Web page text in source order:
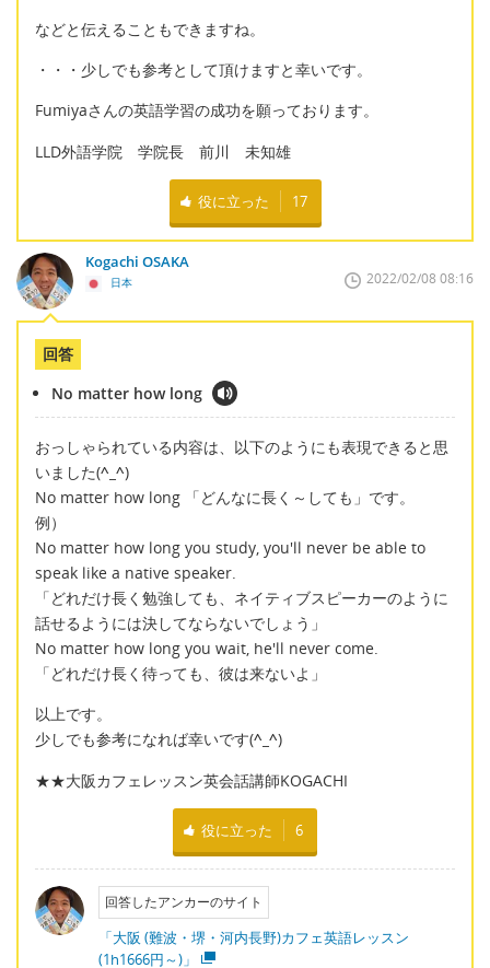
などと伝えることもできますね。
・・・少しでも参考として頂けますと幸いです。
Fumiyaさんの英語学習の成功を願っております。
LLD外語学院 学院長 前川 未知雄
役に立った 17
Kogachi OSAKA
日本 2022/02/08 08:16
回答
No matter how long
おっしゃられている内容は、以下のようにも表現できると思
いました(^_^)
No matter how long 「どんなに長く～しても」です。
例）
No matter how long you study, you'll never be able to
speak like a native speaker.
「どれだけ長く勉強しても、ネイティブスピーカーのように
話せるようには決してならないでしょう」
No matter how long you wait, he'll never come.
「どれだけ長く待っても、彼は来ないよ」
以上です。
少しでも参考になれば幸いです(^_^)
★★大阪カフェレッスン英会話講師KOGACHI
役に立った 6
回答したアンカーのサイト
「大阪 (難波・堺・河内長野)カフェ英語レッスン
(1h1666円～)」